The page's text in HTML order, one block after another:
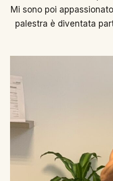
Mi sono poi
palestra è diventata